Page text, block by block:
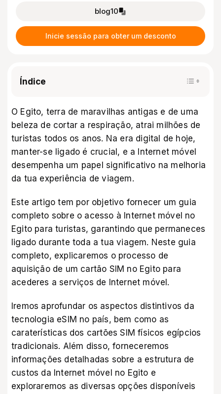
blog10
Inicie sessão para obter um desconto
Índice
O Egito, terra de maravilhas antigas e de uma
beleza de cortar a respiração, atrai milhões de
turistas todos os anos. Na era digital de hoje,
manter-se ligado é crucial, e a Internet móvel
desempenha um papel significativo na melhoria
da tua experiência de viagem.
Este artigo tem por objetivo fornecer um guia
completo sobre o acesso à Internet móvel no
Egito para turistas, garantindo que permaneces
ligado durante toda a tua viagem. Neste guia
completo, explicaremos o processo de
aquisição de um cartão SIM no Egito para
acederes a serviços de Internet móvel.
Iremos aprofundar os aspectos distintivos da
tecnologia eSIM no país, bem como as
caraterísticas dos cartões SIM físicos egípcios
tradicionais. Além disso, forneceremos
informações detalhadas sobre a estrutura de
custos da Internet móvel no Egito e
exploraremos as diversas opções disponíveis